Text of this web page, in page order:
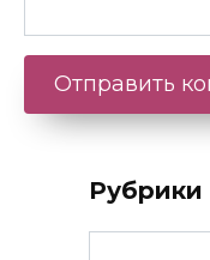
Рубрики